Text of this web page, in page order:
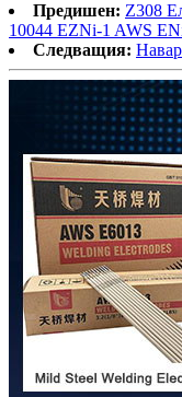
Предишен: Z308
10044 EZNi-1 AWS
Следващия: